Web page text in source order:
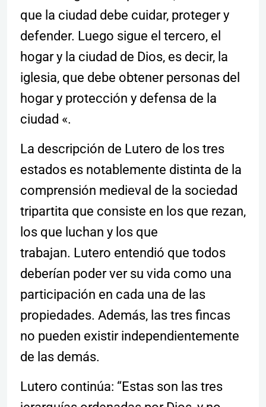
que la ciudad debe cuidar, proteger y
defender. Luego sigue el tercero, el
hogar y la ciudad de Dios, es decir, la
iglesia, que debe obtener personas del
hogar y protección y defensa de la
ciudad «.
La descripción de Lutero de los tres
estados es notablemente distinta de la
comprensión medieval de la sociedad
tripartita que consiste en los que rezan,
los que luchan y los que
trabajan. Lutero entendió que todos
deberían poder ver su vida como una
participación en cada una de las
propiedades. Además, las tres fincas
no pueden existir independientemente
de las demás.
Lutero continúa: “Estas son las tres